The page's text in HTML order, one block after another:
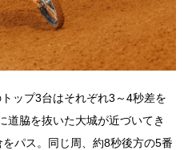
ップ3台はそれぞれ3～4秒差を
道脇を抜いた大城が近づいてき
パス。同じ周、約8秒後方の5番